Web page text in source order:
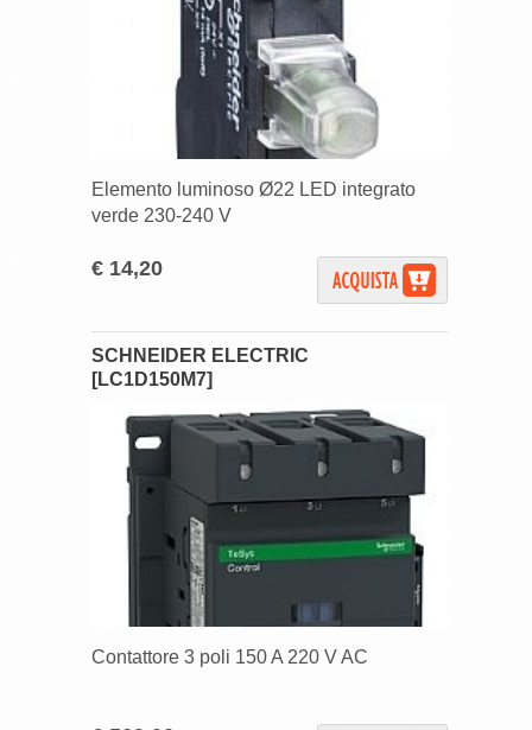
Elemento luminoso Ø22 LED integrato
verde 230-240 V
€ 14,20
SCHNEIDER ELECTRIC
[LC1D150M7]
Contattore 3 poli 150 A 220 V AC